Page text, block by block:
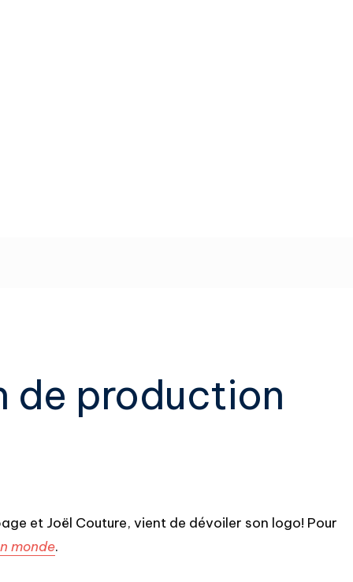
de production
et Joël Couture, vient de dévoiler son logo! Pour
monde.